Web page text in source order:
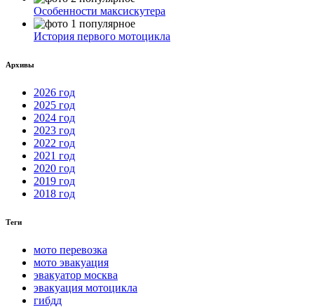
Особенности максискутера
История первого мотоцикла
Архивы
2026 год
2025 год
2024 год
2023 год
2022 год
2021 год
2020 год
2019 год
2018 год
Теги
мото перевозка
мото эвакуация
эвакуатор москва
эвакуация мотоцикла
гибдд